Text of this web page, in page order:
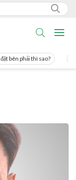
phải thì sao?